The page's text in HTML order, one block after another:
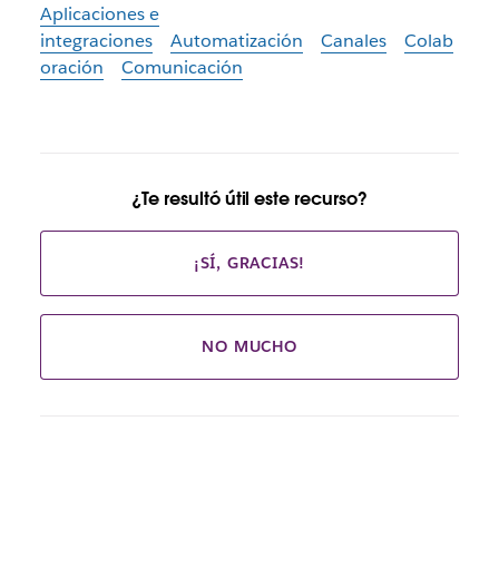
Aplicaciones e
integraciones
Automatización Canales
Colab
oración
Comunicación
¿Te resultó útil este recurso?
¡SÍ, GRACIAS!
NO MUCHO